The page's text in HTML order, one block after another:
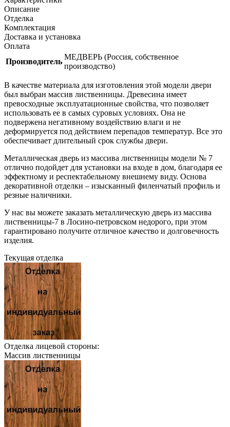
Описание
Отделка
Комплектация
Доставка и установка
Оплата
Производитель
МЕДВЕРЬ (Россия, собственное
производство)
В качестве материала для изготовления этой модели двери
был выбран массив лиственницы. Древесина имеет
превосходные эксплуатационные свойства, что позволяет
использовать ее в самых суровых условиях. Она не
подвержена негативному воздействию влаги и не
деформируется под действием перепадов температур. Все это
обеспечивает длительный срок службы двери.
Металлическая дверь из массива лиственницы модели № 7
отлично подойдет для установки на входе в дом, благодаря ее
эффектному и респектабельному внешнему виду. Основа
декоративной отделки – изысканный филенчатый профиль и
резные наличники.
У нас вы можете заказать металлическую дверь из массива
лиственницы-7 в Лосино-петровском недорого, при этом
гарантировано получите отличное качество и долговечность
изделия.
Текущая отделка
Отделка лицевой стороны:
Массив лиственницы